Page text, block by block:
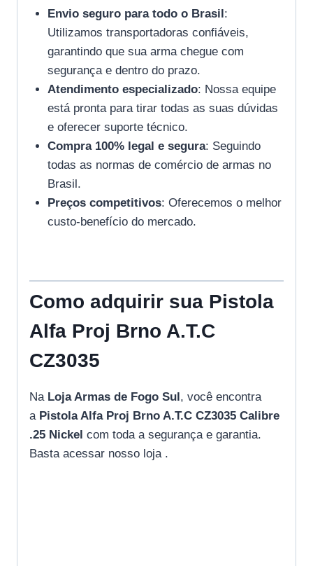
Envio seguro para todo o Brasil :
Utilizamos transportadoras confiáveis,
garantindo que sua arma chegue com
segurança e dentro do prazo.
Atendimento especializado: Nossa equipe
está pronta para tirar todas as suas dúvidas
e oferecer suporte técnico.
Compra 100% legal e segura: Seguindo
todas as normas de comércio de armas no
Brasil.
Preços competitivos: Oferecemos o melhor
custo-benefício do mercado.
Como adquirir sua Pistola
Alfa Proj Brno A.T.C
CZ3035
Na Loja Armas de Fogo Sul , você encontra
a Pistola Alfa Proj Brno A.T.C CZ3035 Calibre
.25 Nickel com toda a segurança e garantia.
Basta acessar nosso loja .